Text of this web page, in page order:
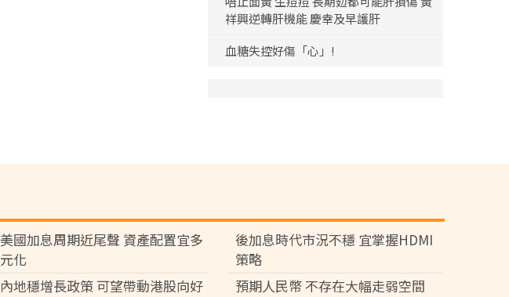
祥興逆轉肝機能 慶幸及早護肝
血糖失控好傷「心」!
美國加息周期近尾聲 資產配置宜多
元化
後加息時代市況不穩 宜掌握HDMI
策略
內地穩增長政策 可望帶動港股向好 預期人民幣 不存在大幅走弱空間